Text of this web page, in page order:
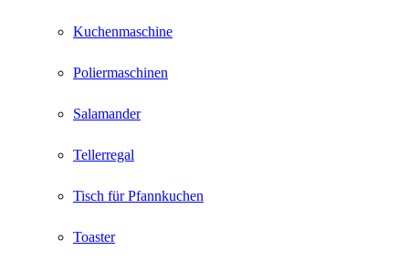
Kuchenmaschine
Poliermaschinen
Salamander
Tellerregal
Tisch für Pfannkuchen
Toaster